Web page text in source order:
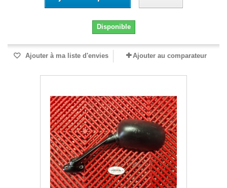
Disponible
Ajouter à ma liste d'envies Ajouter au comparateur